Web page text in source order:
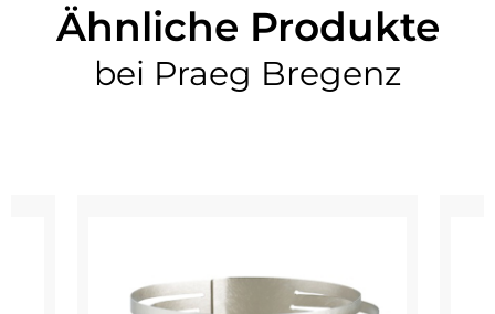
Ähnliche Produkte
bei Praeg Bregenz